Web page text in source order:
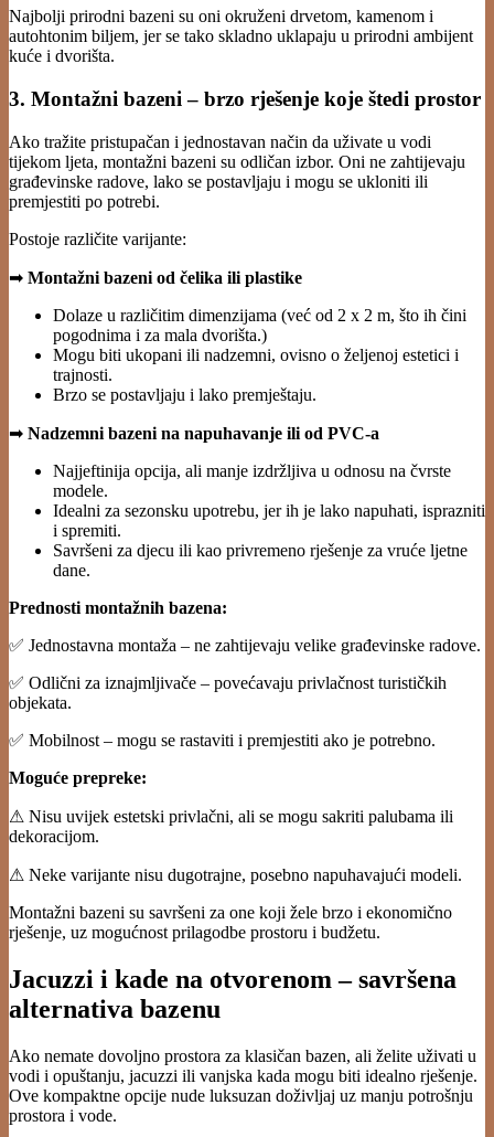
Najbolji prirodni bazeni su oni okruženi drvetom, kamenom i
autohtonim biljem, jer se tako skladno uklapaju u prirodni ambijent
kuće i dvorišta.
3. Montažni bazeni – brzo rješenje koje štedi prostor
Ako tražite pristupačan i jednostavan način da uživate u vodi
tijekom ljeta, montažni bazeni su odličan izbor. Oni ne zahtijevaju
građevinske radove, lako se postavljaju i mogu se ukloniti ili
premjestiti po potrebi.
Postoje različite varijante:
➡ Montažni bazeni od čelika ili plastike
Dolaze u različitim dimenzijama (već od 2 x 2 m, što ih čini
pogodnima i za mala dvorišta.)
Mogu biti ukopani ili nadzemni, ovisno o željenoj estetici i
trajnosti.
Brzo se postavljaju i lako premještaju.
➡ Nadzemni bazeni na napuhavanje ili od PVC-a
Najjeftinija opcija, ali manje izdržljiva u odnosu na čvrste
modele.
Idealni za sezonsku upotrebu, jer ih je lako napuhati, isprazniti
i spremiti.
Savršeni za djecu ili kao privremeno rješenje za vruće ljetne
dane.
Prednosti montažnih bazena:
✅ Jednostavna montaža – ne zahtijevaju velike građevinske radove.
✅ Odlični za iznajmljivače – povećavaju privlačnost turističkih
objekata.
✅ Mobilnost – mogu se rastaviti i premjestiti ako je potrebno.
Moguće prepreke:
⚠ Nisu uvijek estetski privlačni, ali se mogu sakriti palubama ili
dekoracijom.
⚠ Neke varijante nisu dugotrajne, posebno napuhavajući modeli.
Montažni bazeni su savršeni za one koji žele brzo i ekonomično
rješenje, uz mogućnost prilagodbe prostoru i budžetu.
Jacuzzi i kade na otvorenom – savršena
alternativa bazenu
Ako nemate dovoljno prostora za klasičan bazen, ali želite uživati u
vodi i opuštanju, jacuzzi ili vanjska kada mogu biti idealno rješenje.
Ove kompaktne opcije nude luksuzan doživljaj uz manju potrošnju
prostora i vode.